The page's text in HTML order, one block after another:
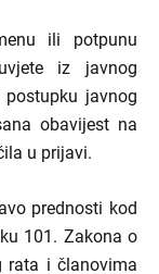
ili potpunu
iz javnog
javnog
obavijest na
u prijavi.
prednosti kod
101. Zakona o
rata i članovima